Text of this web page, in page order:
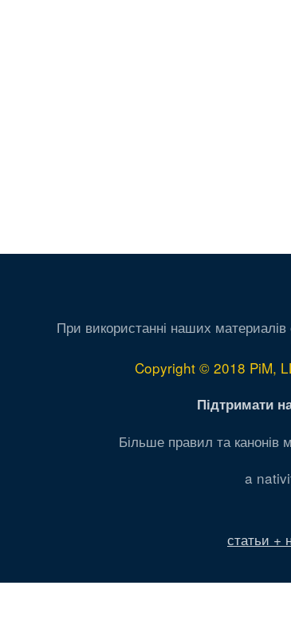
При використанні наших материалів
Copyright © 2018 PiM,
Підтримати
Більше правил та канонів
a
статьи +